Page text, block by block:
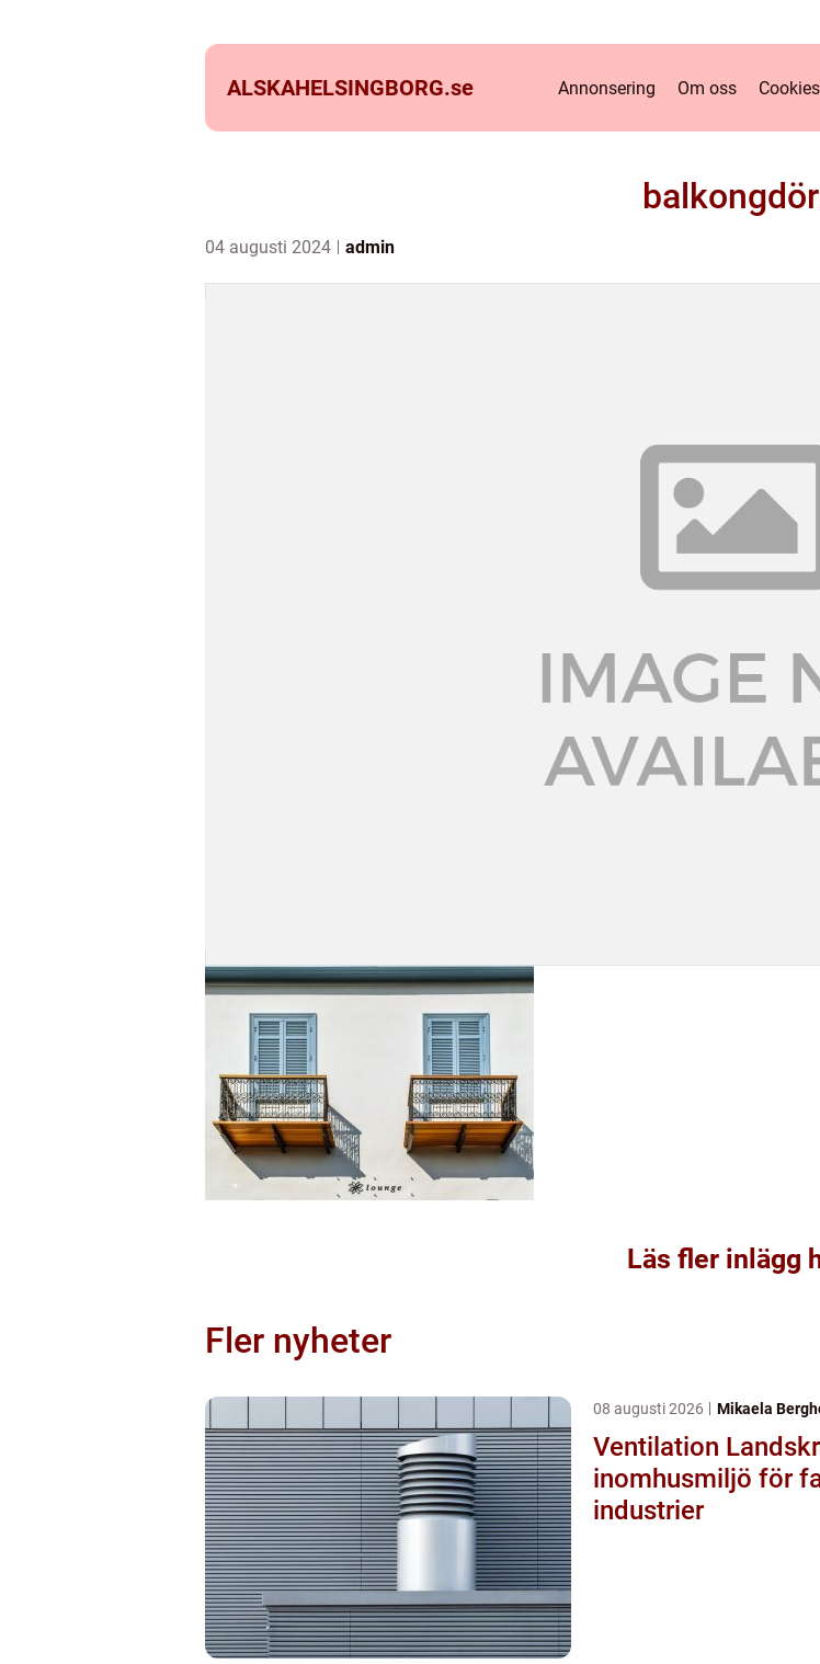
ALSKAHELSINGBORG.se Annonsering Om oss Cookies
04 augusti 2024 admin
Läs fler inlägg
Fler nyheter
08 augusti 2026 Mikaela
Ventilation
inomhusmiljö för
industrier